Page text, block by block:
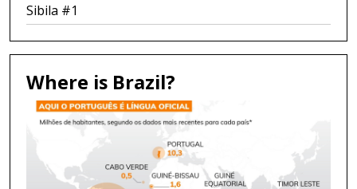
Sibila #1
Where is Brazil?